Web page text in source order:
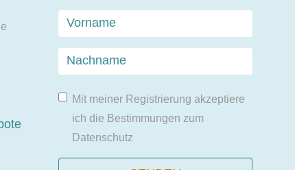
Mit meiner Registrierung akzeptiere
ich die Bestimmungen zum
Datenschutz